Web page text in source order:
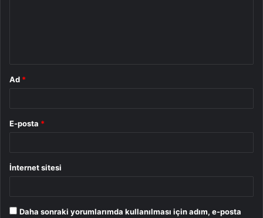
Ad *
E-posta *
İnternet sitesi
Daha sonraki yorumlarımda kullanılması için adım, e-posta